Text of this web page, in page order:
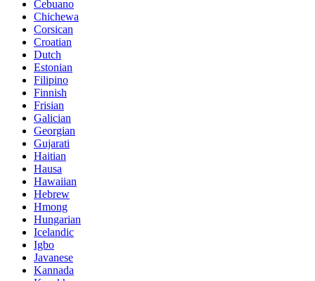
Cebuano
Chichewa
Corsican
Croatian
Dutch
Estonian
Filipino
Finnish
Frisian
Galician
Georgian
Gujarati
Haitian
Hausa
Hawaiian
Hebrew
Hmong
Hungarian
Icelandic
Igbo
Javanese
Kannada